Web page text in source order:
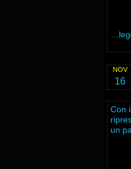
NOV
16
Con
un